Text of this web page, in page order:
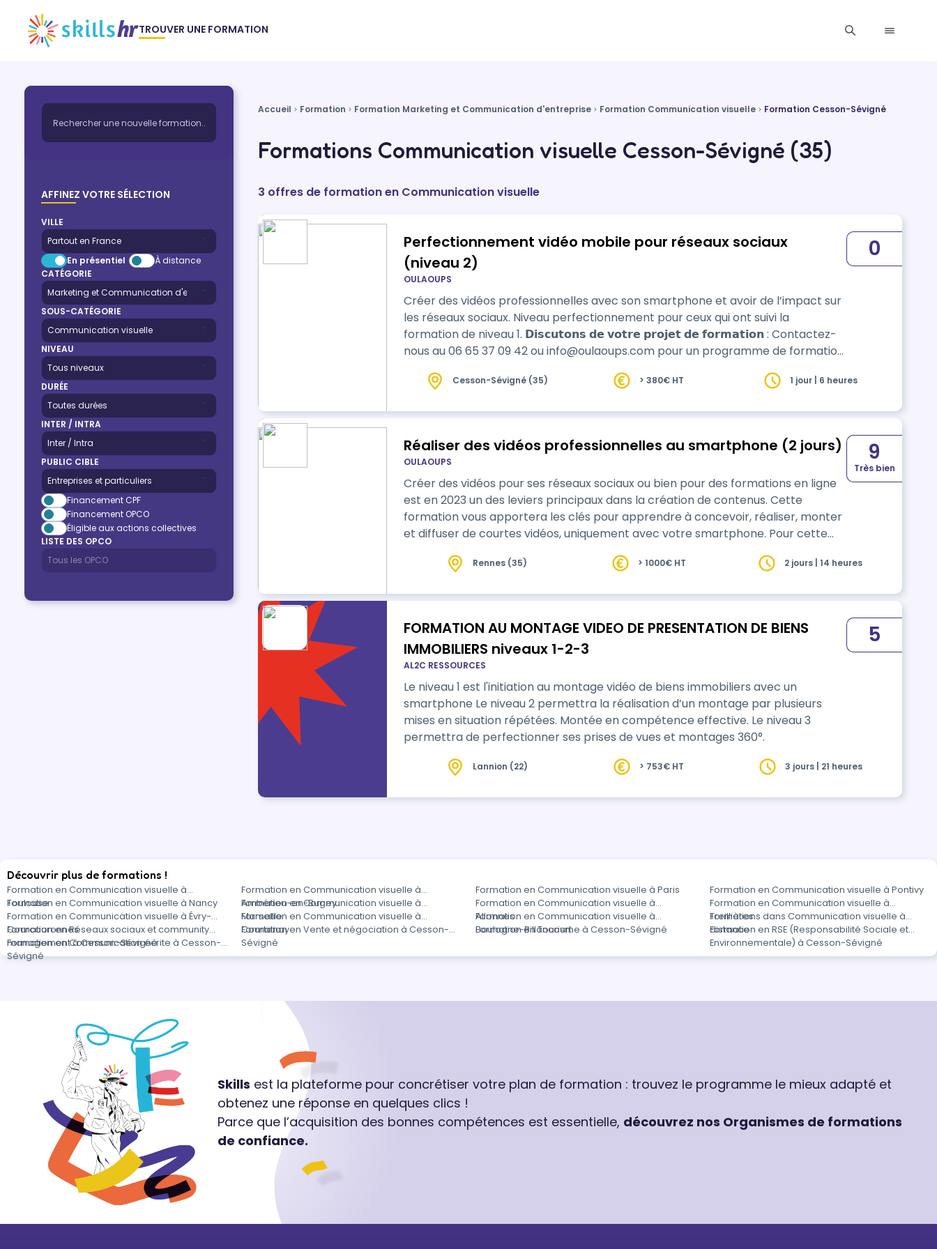
TROUVER UNE FORMATION
AFFINEZ VOTRE SÉLECTION
VILLE
En présentiel
À distance
CATÉGORIE
SOUS-CATÉGORIE
NIVEAU
DURÉE
INTER / INTRA
PUBLIC CIBLE
Financement CPF
Financement OPCO
Éligible aux actions collectives
LISTE DES OPCO
Accueil Formation Formation Marketing et Communication d'entreprise Formation Communication visuelle Formation Cesson-Sévigné
Formations Communication visuelle Cesson-Sévigné (35)
3 offres de formation en Communication visuelle
Perfectionnement vidéo mobile pour réseaux sociaux
(niveau 2)
OULAOUPS
Créer des vidéos professionnelles avec son smartphone et avoir de l’impact sur
les réseaux sociaux. Niveau perfectionnement pour ceux qui ont suivi la
formation de niveau 1. 𝗗𝗶𝘀𝗰𝘂𝘁𝗼𝗻𝘀 𝗱𝗲 𝘃𝗼𝘁𝗿𝗲 𝗽𝗿𝗼𝗷𝗲𝘁 𝗱𝗲 𝗳𝗼𝗿𝗺𝗮𝘁𝗶𝗼𝗻 : Contactez-
nous au 06 65 37 09 42 ou info@oulaoups.com pour un programme de formation
https://calendly.com/virginiestrauss/
0
Cesson-Sévigné (35) > 380€ HT 1 jour | 6 heures
Réaliser des vidéos professionnelles au smartphone (2 jours)
OULAOUPS
Créer des vidéos pour ses réseaux sociaux ou bien pour des formations en ligne
est en 2023 un des leviers principaux dans la création de contenus. Cette
formation vous apportera les clés pour apprendre à concevoir, réaliser, monter
et diffuser de courtes vidéos, uniquement avec votre smartphone. Pour cette
fournissons le matériel que vous pourrez tester pendant les journées de
9
Très bien
Rennes (35) > 1000€ HT 2 jours | 14 heures
FORMATION AU MONTAGE VIDEO DE PRESENTATION DE BIENS
IMMOBILIERS niveaux 1-2-3
AL2C RESSOURCES
Le niveau 1 est l'initiation au montage vidéo de biens immobiliers avec un
smartphone Le niveau 2 permettra la réalisation d’un montage par plusieurs
mises en situation répétées. Montée en compétence effective. Le niveau 3
permettra de perfectionner ses prises de vues et montages 360°.
5
Lannion (22) > 753€ HT 3 jours | 21 heures
Découvrir plus de formations !
Formation en Communication visuelle à
Toulouse
Formation en Communication visuelle à
Ambérieu-en-Bugey
Formation en Communication visuelle à Paris
Formation en Communication visuelle à Pontivy
Formation en Communication visuelle à Nancy
Formation en Communication visuelle à
Marseille
Formation en Communication visuelle à
Allonnes
Formation en Communication visuelle à
Treillières
Formation en Communication visuelle à Évry-
Courcouronnes
Formation en Communication visuelle à
Courtenay
Formation en Communication visuelle à
Boulogne-Billancourt
Formations dans Communication visuelle à
distance
Formation en Réseaux sociaux et community
management à Cesson-Sévigné
Formation en Vente et négociation à Cesson-
Sévigné
Formation en Tourisme à Cesson-Sévigné
Formation en RSE (Responsabilité Sociale et
Environnementale) à Cesson-Sévigné
Formation en Communication écrite à Cesson-
Sévigné
Skills est la plateforme pour concrétiser votre plan de formation : trouvez le programme le mieux adapté et
obtenez une réponse en quelques clics !
Parce que l’acquisition des bonnes compétences est essentielle, découvrez nos Organismes de formations
de confiance.